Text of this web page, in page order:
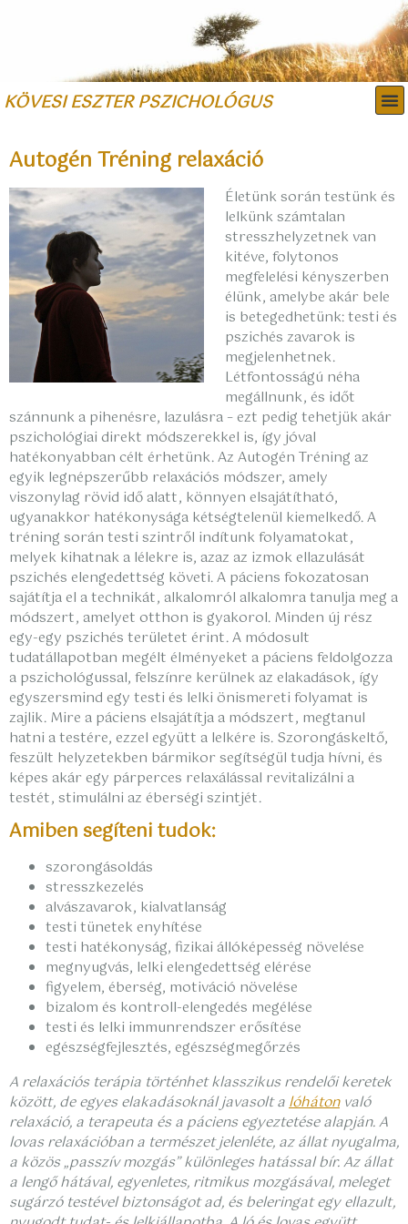
KÖVESI ESZTER PSZICHOLÓGUS
Autogén Tréning relaxáció
Életünk során testünk és
lelkünk számtalan
stresszhelyzetnek van
kitéve, folytonos
megfelelési kényszerben
élünk, amelybe akár bele
is betegedhetünk: testi és
pszichés zavarok is
megjelenhetnek.
Létfontosságú néha
megállnunk, és időt
szánnunk a pihenésre, lazulásra – ezt pedig tehetjük akár
pszichológiai direkt módszerekkel is, így jóval
hatékonyabban célt érhetünk. Az Autogén Tréning az
egyik legnépszerűbb relaxációs módszer, amely
viszonylag rövid idő alatt, könnyen elsajátítható,
ugyanakkor hatékonysága kétségtelenül kiemelkedő. A
tréning során testi szintről indítunk folyamatokat,
melyek kihatnak a lélekre is, azaz az izmok ellazulását
pszichés elengedettség követi. A páciens fokozatosan
sajátítja el a technikát, alkalomról alkalomra tanulja meg a
módszert, amelyet otthon is gyakorol. Minden új rész
egy-egy pszichés területet érint. A módosult
tudatállapotban megélt élményeket a páciens feldolgozza
a pszichológussal, felszínre kerülnek az elakadások, így
egyszersmind egy testi és lelki önismereti folyamat is
zajlik. Mire a páciens elsajátítja a módszert, megtanul
hatni a testére, ezzel együtt a lelkére is. Szorongáskeltő,
feszült helyzetekben bármikor segítségül tudja hívni, és
képes akár egy párperces relaxálással revitalizálni a
testét, stimulálni az éberségi szintjét.
Amiben segíteni tudok:
szorongásoldás
stresszkezelés
alvászavarok, kialvatlanság
testi tünetek enyhítése
testi hatékonyság, fizikai állóképesség növelése
megnyugvás, lelki elengedettség elérése
figyelem, éberség, motiváció növelése
bizalom és kontroll-elengedés megélése
testi és lelki immunrendszer erősítése
egészségfejlesztés, egészségmegőrzés
A relaxációs terápia történhet klasszikus rendelői keretek
között, de egyes elakadásoknál javasolt alóhátonvaló
relaxáció, a terapeuta és a páciens egyeztetése alapján.A
lovas relaxációban a természet jelenléte, az állat nyugalma,
a közös „passzív mozgás” különleges hatással bír. Az állat
a lengő hátával, egyenletes, ritmikus mozgásával, meleget
sugárzó testével biztonságot ad, és beleringat egy ellazult,